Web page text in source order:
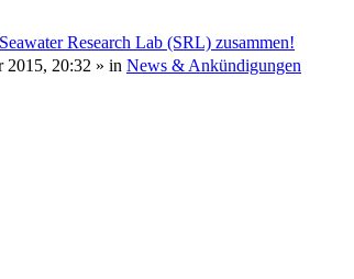
Research Lab (SRL) zusammen!
2015, 20:32 » in News & Ankündigungen